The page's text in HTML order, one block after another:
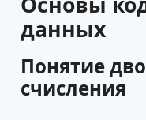
данных
Понятие
счисления